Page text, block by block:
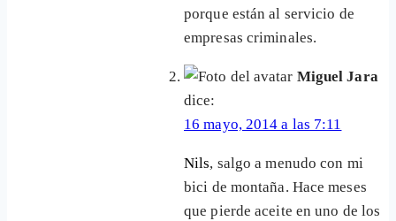
porque están al servicio de
empresas criminales.
Miguel Jara
dice:
16 mayo, 2014 a las 7:11
Nils, salgo a menudo con mi
bici de montaña. Hace meses
que pierde aceite en uno de los